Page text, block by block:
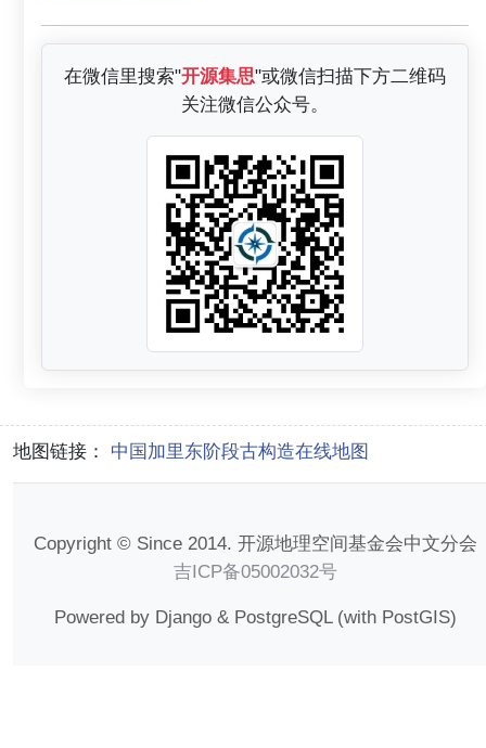
在微信里搜索"开源集思"或微信扫描下方二维码
关注微信公众号。
地图链接： 中国加里东阶段古构造在线地图
Copyright © Since 2014. 开源地理空间基金会中文分会
吉ICP备05002032号
Powered by Django & PostgreSQL (with PostGIS)